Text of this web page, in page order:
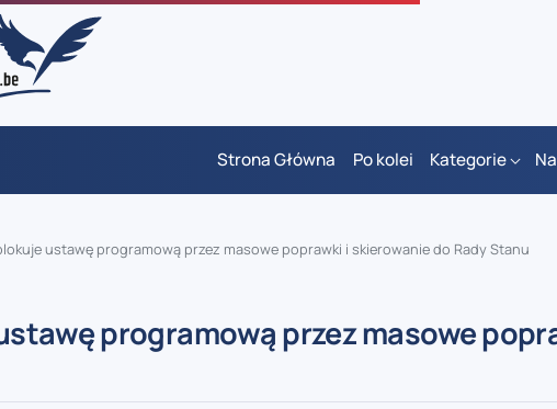
Strona Główna Po kolei Kategorie
ustawę programową przez masowe poprawki i skierowanie do Rady Stanu
programową przez masowe